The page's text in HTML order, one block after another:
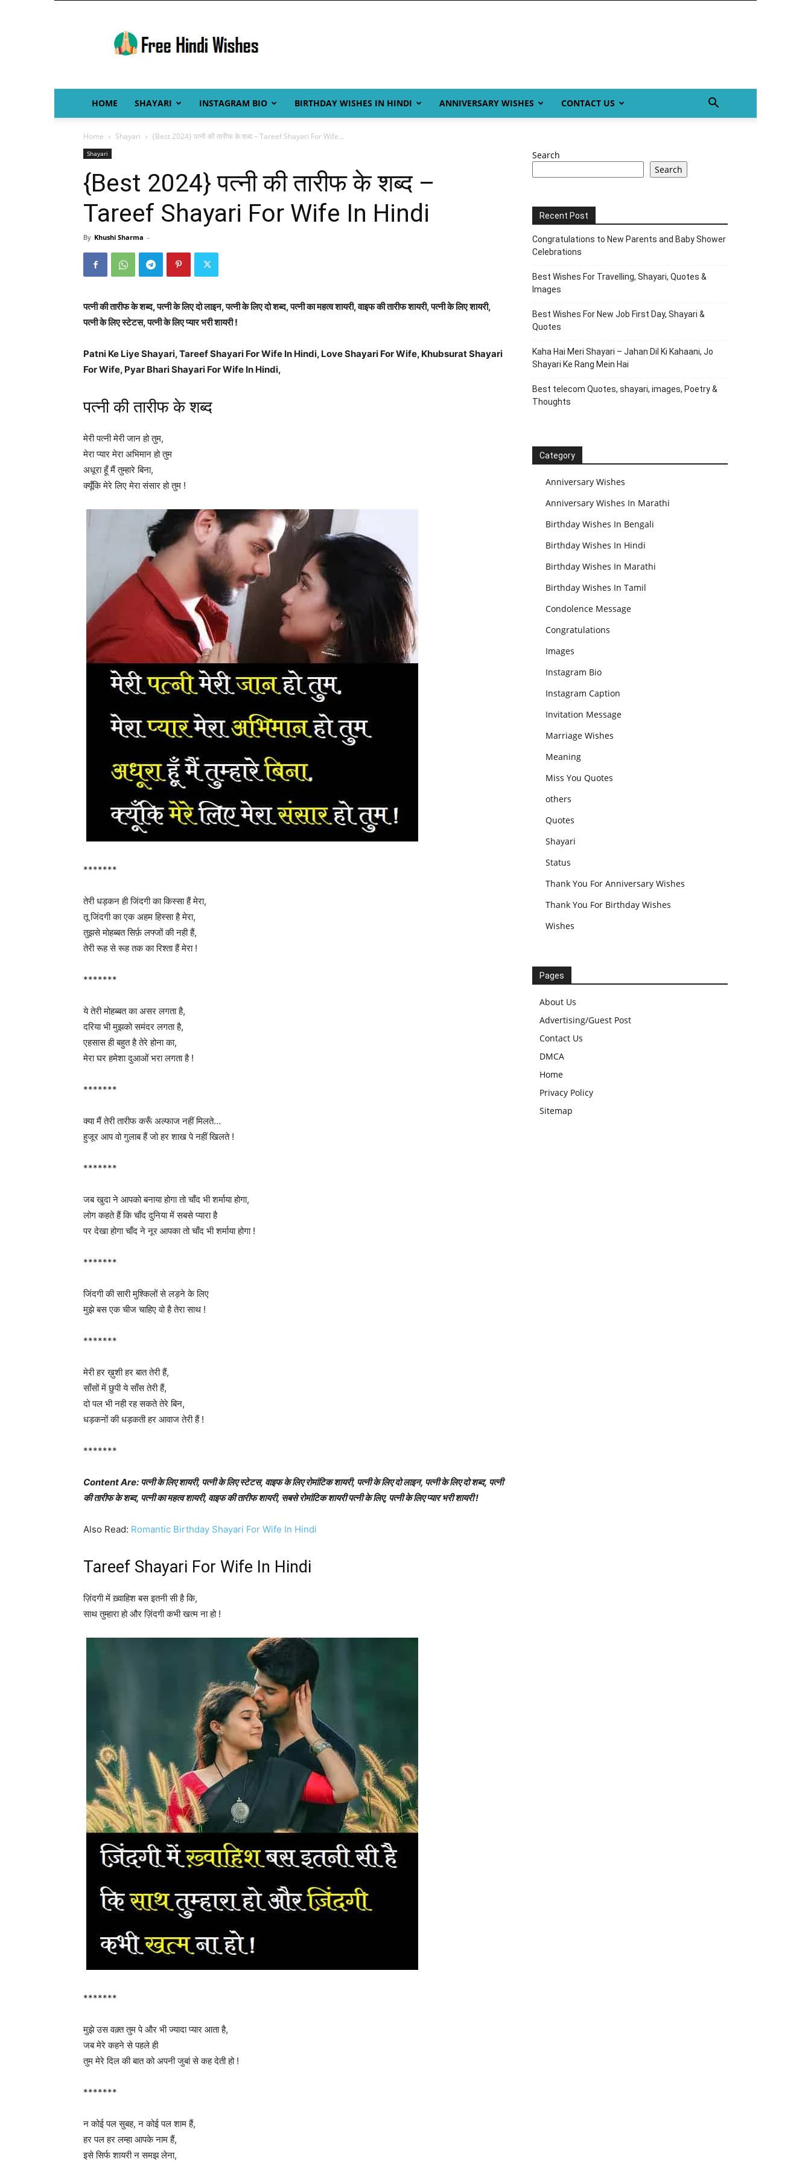
Hindi
Wishes
HOME SHAYARI INSTAGRAM BIO BIRTHDAY WISHES IN HINDI ANNIVERSARY WISHES CONTACT US
Home Shayari {Best 2024} पत्नी की तारीफ के शब्द – Tareef Shayari For Wife...
Shayari
{Best 2024} पत्नी की तारीफ के शब्द –
Tareef Shayari For Wife In Hindi
By Khushi Sharma -
पत्नी की तारीफ के शब्द, पत्नी के लिए दो लाइन, पत्नी के लिए दो शब्द, पत्नी का महत्व शायरी, वाइफ की तारीफ शायरी, पत्नी के लिए शायरी,
पत्नी के लिए स्टेटस, पत्नी के लिए प्यार भरी शायरी !
Patni Ke Liye Shayari, Tareef Shayari For Wife In Hindi, Love Shayari For Wife, Khubsurat Shayari
For Wife, Pyar Bhari Shayari For Wife In Hindi,
पत्नी की तारीफ के शब्द
मेरी पत्नी मेरी जान हो तुम,
मेरा प्यार मेरा अभिमान हो तुम
अधूरा हूँ मैं तुम्हारे बिना,
क्यूँकि मेरे लिए मेरा संसार हो तुम !
*******
तेरी धड़कन ही जिंदगी का किस्सा हैं मेरा,
तू जिंदगी का एक अहम हिस्सा है मेरा,
तुझसे मोहब्बत सिर्फ़ लफ्जों की नही हैं,
तेरी रूह से रूह तक का रिश्ता हैं मेरा !
*******
ये तेरी मोहब्बत का असर लगता है,
दरिया भी मुझको समंदर लगता है,
एहसास ही बहुत है तेरे होना का,
मेरा घर हमेशा दुआओं भरा लगता है !
*******
क्या मैं तेरी तारीफ करूँ अल्फाज नहीं मिलते…
हुजूर आप वो गुलाब हैं जो हर शाख पे नहीं खिलते !
*******
जब खुदा ने आपको बनाया होगा तो चाँद भी शर्माया होगा,
लोग कहते हैं कि चाँद दुनिया में सबसे प्यारा है
पर देखा होगा चाँद ने नूर आपका तो चाँद भी शर्माया होगा !
*******
जिंदगी की सारी मुश्किलों से लड़ने के लिए
मुझे बस एक चीज चाहिए वो है तेरा साथ !
*******
मेरी हर ख़ुशी हर बात तेरी हैं,
साँसों में छुपी ये साँस तेरी हैं,
दो पल भी नही रह सकते तेरे बिन,
धड़कनों की धड़कती हर आवाज तेरी हैं !
*******
Content Are: पत्नी के लिए शायरी, पत्नी के लिए स्टेटस, वाइफ के लिए रोमांटिक शायरी, पत्नी के लिए दो लाइन, पत्नी के लिए दो शब्द, पत्नी
की तारीफ के शब्द, पत्नी का महत्व शायरी, वाइफ की तारीफ शायरी, सबसे रोमांटिक शायरी पत्नी के लिए, पत्नी के लिए प्यार भरी शायरी !
Also Read: Romantic Birthday Shayari For Wife In Hindi
Tareef Shayari For Wife In Hindi
ज़िंदगी में ख़्वाहिश बस इतनी सी है कि,
साथ तुम्हारा हो और ज़िंदगी कभी खत्म ना हो !
*******
मुझे उस वक़्त तुम पे और भी ज्यादा प्यार आता है,
जब मेरे कहने से पहले ही
तुम मेरे दिल की बात को अपनी जुबां से कह देती हो !
*******
न कोई पल सुबह, न कोई पल शाम हैं,
हर पल हर लम्हा आपके नाम हैं,
इसे सिर्फ शायरी न समझ लेना,
Search
Search
Recent Post
Congratulations to New Parents and Baby Shower
Celebrations
Best Wishes For Travelling, Shayari, Quotes &
Images
Best Wishes For New Job First Day, Shayari &
Quotes
Kaha Hai Meri Shayari – Jahan Dil Ki Kahaani, Jo
Shayari Ke Rang Mein Hai
Best telecom Quotes, shayari, images, Poetry &
Thoughts
Category
Anniversary Wishes
Anniversary Wishes In Marathi
Birthday Wishes In Bengali
Birthday Wishes In Hindi
Birthday Wishes In Marathi
Birthday Wishes In Tamil
Condolence Message
Congratulations
Images
Instagram Bio
Instagram Caption
Invitation Message
Marriage Wishes
Meaning
Miss You Quotes
others
Quotes
Shayari
Status
Thank You For Anniversary Wishes
Thank You For Birthday Wishes
Wishes
Pages
About Us
Advertising/Guest Post
Contact Us
DMCA
Home
Privacy Policy
Sitemap